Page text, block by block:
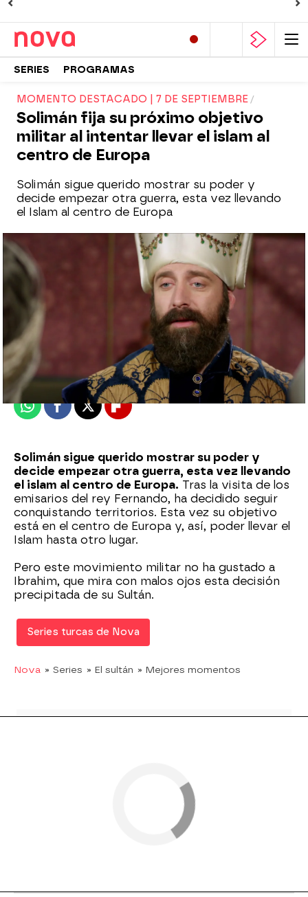
SERIES PROGRAMAS
MOMENTO DESTACADO | 7 DE SEPTIEMBRE
Solimán fija su próximo objetivo
militar al intentar llevar el islam al
centro de Europa
Solimán sigue querido mostrar su poder y
decide empezar otra guerra, esta vez llevando
el Islam al centro de Europa
Nova
Publicado: 07 de septiembre de 2022, 23:04
WhatsappFacebook
X Flipboard
Solimán sigue querido mostrar su poder y
decide empezar otra guerra, esta vez llevando
el islam al centro de Europa. Tras la visita de los
emisarios del rey Fernando, ha decidido seguir
conquistando territorios. Esta vez su objetivo
está en el centro de Europa y, así, poder llevar el
Islam hasta otro lugar.
Pero este movimiento militar no ha gustado a
Ibrahim, que mira con malos ojos esta decisión
precipitada de su Sultán.
Series turcas de Nova
Nova » Series » El sultán » Mejores momentos